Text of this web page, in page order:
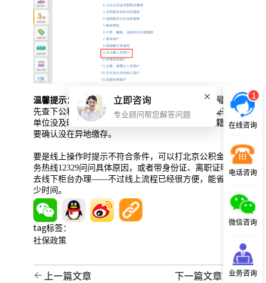
温馨提示：
不管是本市还是非本市户籍，办提取前最好
先查下公积金账户状态：比如是不是已经封存（离职后
单位没及时封存的话，得先让原单位处理），非京籍还
要确认没在异地缴存。
要是线上操作时提示不符合条件，可以打北京公积金服
务热线12329问问具体原因，或者带身份证、离职证明
去线下柜台办理——不过线上流程已经很方便，能省不
少时间。
tag标签：
社保政策
上一篇文章
下一篇文章
1
在线咨询
电话咨询
微信咨询
业务咨询
立即咨询
专业顾问帮您解答问题